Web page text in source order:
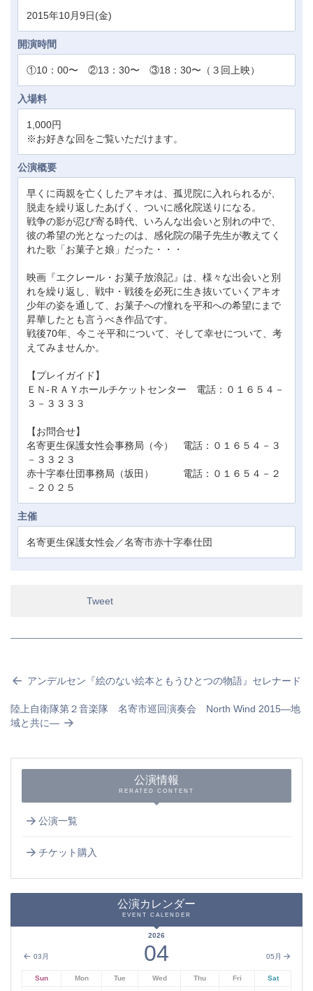
2015年10月9日(金)
開演時間
①10：00〜 ②13：30〜 ③18：30〜（３回上映）
入場料
1,000円
※お好きな回をご覧いただけます。
公演概要
早くに両親を亡くしたアキオは、孤児院に入れられるが、
脱走を繰り返したあげく、ついに感化院送りになる。
戦争の影が忍び寄る時代、いろんな出会いと別れの中で、
彼の希望の光となったのは、感化院の陽子先生が教えてく
れた歌「お菓子と娘」だった・・・
映画『エクレール・お菓子放浪記』は、様々な出会いと別
れを繰り返し、戦中・戦後を必死に生き抜いていくアキオ
少年の姿を通して、お菓子への憧れを平和への希望にまで
昇華したとも言うべき作品です。
戦後70年、今こそ平和について、そして幸せについて、考
えてみませんか。
【プレイガイド】
ＥＮ-ＲＡＹホールチケットセンター 電話：０１６５４－
３－３３３３
【お問合せ】
名寄更生保護女性会事務局（今） 電話：０１６５４－３
－３３２３
赤十字奉仕団事務局（坂田） 電話：０１６５４－２
－２０２５
主催
名寄更生保護女性会／名寄市赤十字奉仕団
Tweet
アンデルセン『絵のない絵本ともうひとつの物語』セレナード
陸上自衛隊第２音楽隊 名寄市巡回演奏会 North Wind 2015―地
域と共に―
公演情報
RERATED CONTENT
公演一覧
チケット購入
公演カレンダー
EVENT CALENDER
03月 05月
2026
04
Sun Mon Tue Wed Thu Fri Sat